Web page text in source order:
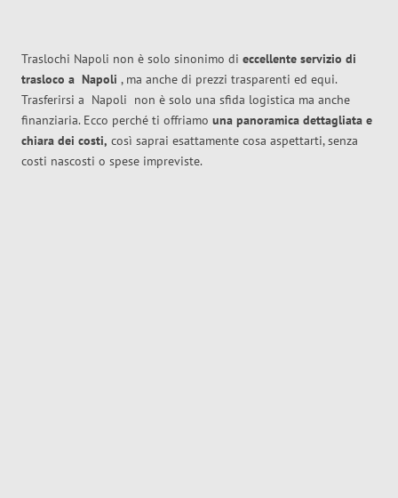
Traslochi Napoli non è solo sinonimo di eccellente servizio di
trasloco a Napoli , ma anche di prezzi trasparenti ed equi.
Trasferirsi a Napoli non è solo una sfida logistica ma anche
finanziaria. Ecco perché ti offriamo una panoramica dettagliata e
chiara dei costi, così saprai esattamente cosa aspettarti, senza
costi nascosti o spese impreviste.